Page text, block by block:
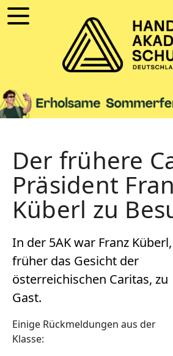
Der frühere
Präsident
Küberl zu
In der 5AK war Franz Küberl,
früher das Gesicht der
österreichischen Caritas, zu
Gast.
Einige Rückmeldungen aus der
Klasse: